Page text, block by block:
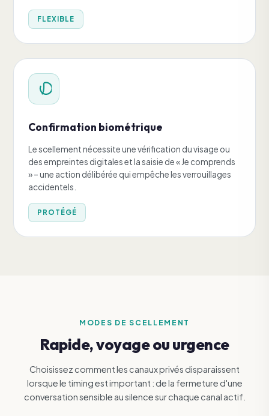
FLEXIBLE
Confirmation biométrique
Le scellement nécessite une vérification du visage ou
des empreintes digitales et la saisie de « Je comprends
» – une action délibérée qui empêche les verrouillages
accidentels.
PROTÉGÉ
MODES DE SCELLEMENT
Rapide, voyage ou urgence
Choisissez comment les canaux privés disparaissent
lorsque le timing est important : de la fermeture d'une
conversation sensible au silence sur chaque canal actif.